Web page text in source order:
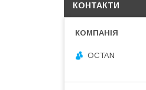
КОНТАКТИ
OCTAN